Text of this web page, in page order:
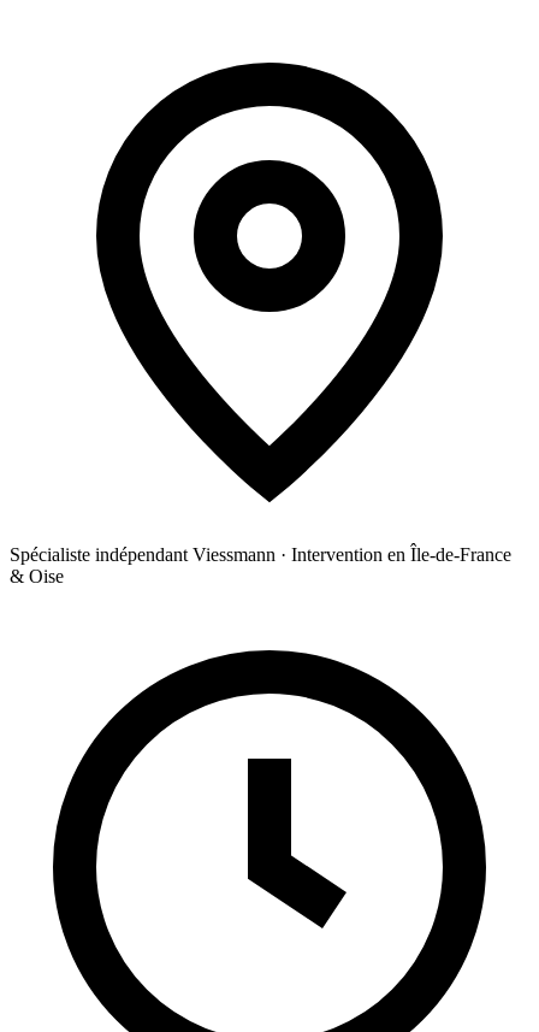
Spécialiste indépendant Viessmann · Intervention en Île-de-France
& Oise